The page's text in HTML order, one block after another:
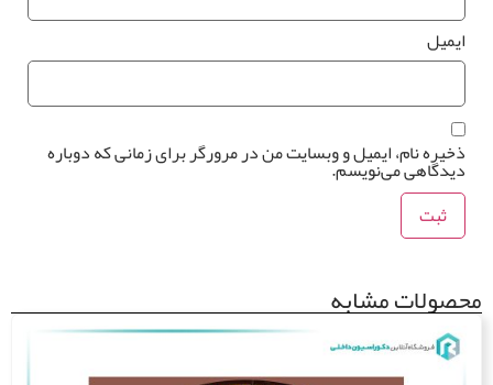
نام، ایمیل و وبسایت من در مرورگر برای زمانی که دوباره
می‌نویسم.
مشابه